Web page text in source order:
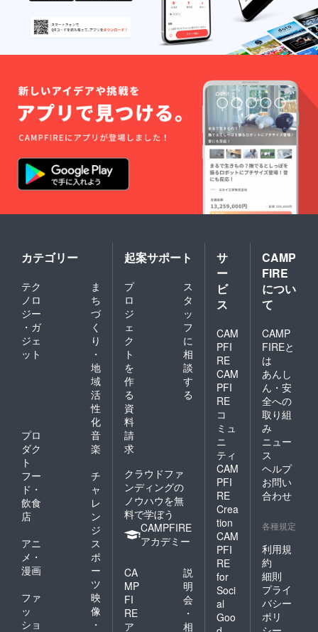
カテゴリー
テク
ノロ
ジー
・ガ
ジェ
ット
ま
ち
づ
く
り
・
地
域
活
性
化
プロ
ダク
ト
音
楽
フー
ド・
飲食
店
チ
ャ
レ
ン
ジ
アニ
メ・
漫画
ス
ポ
ー
ツ
ファ
ッ
ショ
映
像
・
起案サポート
プ
ロ
ジ
ェ
ク
ト
を
作
る
ス
タ
ッ
フ
に
相
談
す
る
資
料
請
求
クラウドファ
ンディングの
ノウハウを無
料で学ぼう
CAMPFIRE
アカデミー
CA
MP
FI
RE
ア
説
明
会
・
相
サ
ー
ビ
ス
CAM
PFI
RE
CAM
PFI
RE
コ
ミュ
ニ
ティ
CAM
PFI
RE
Crea
tion
CAM
PFI
RE
for
Soci
al
Goo
CAMP
FIRE
につい
て
CAMP
FIREと
は
あんし
ん・安
全への
取り組
み
ニュー
ス
ヘルプ
お問い
合わせ
各種規定
利用規
約
細則
プライ
バシー
ポリ